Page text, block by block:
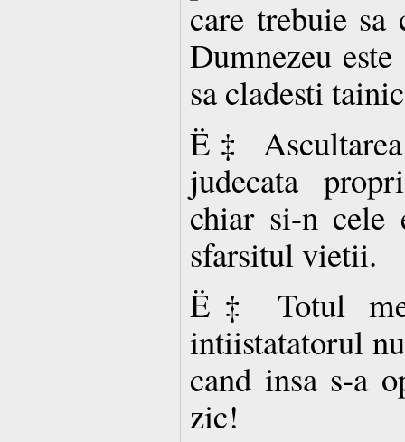
care trebuie sa
Dumnezeu
sa cladesti
Ë‡
judecata
chiar si-n cele
sfarsitul vietii.
Ë‡ Totul
intiistatatorul
cand insa s-a
zic!